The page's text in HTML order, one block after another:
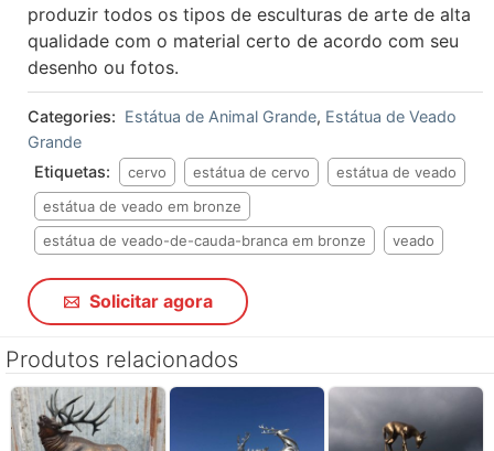
produzir todos os tipos de esculturas de arte de alta
qualidade com o material certo de acordo com seu
desenho ou fotos.
Categories: Estátua de Animal Grande, Estátua de Veado
Grande
Etiquetas:
cervo estátua de cervo
estátua de veado
estátua de veado em bronze
estátua de veado-de-cauda-branca em bronze
veado
Solicitar agora
Produtos relacionados